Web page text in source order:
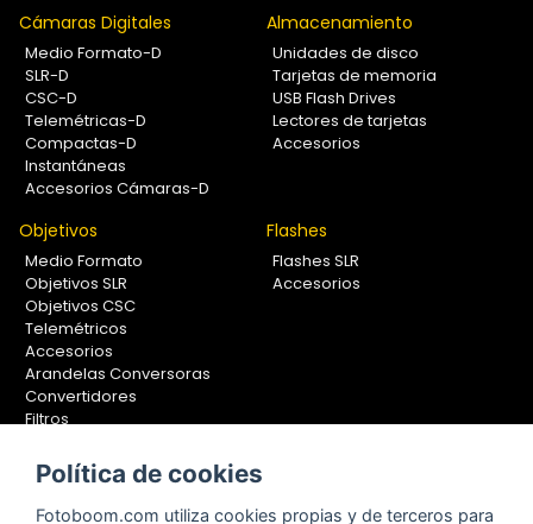
Cámaras Digitales
Medio Formato-D
SLR-D
CSC-D
Telemétricas-D
Compactas-D
Instantáneas
Accesorios Cámaras-D
Almacenamiento
Unidades de disco
Tarjetas de memoria
USB Flash Drives
Lectores de tarjetas
Accesorios
Objetivos
Medio Formato
Objetivos SLR
Objetivos CSC
Telemétricos
Accesorios
Arandelas Conversoras
Convertidores
Filtros
Calibradores
Flashes
Flashes SLR
Accesorios
Soportes Fotografía
Política de cookies
Fotoboom.com utiliza cookies propias y de terceros para